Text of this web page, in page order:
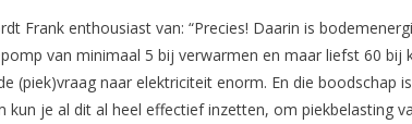
Frank enthousiast van: “Precies! Daarin is
van minimaal 5 bij verwarmen en maar liefst 60 bij
(piek)vraag naar elektriciteit enorm. En die boodschap
kun je al dit al heel effectief inzetten, om piekbelasting